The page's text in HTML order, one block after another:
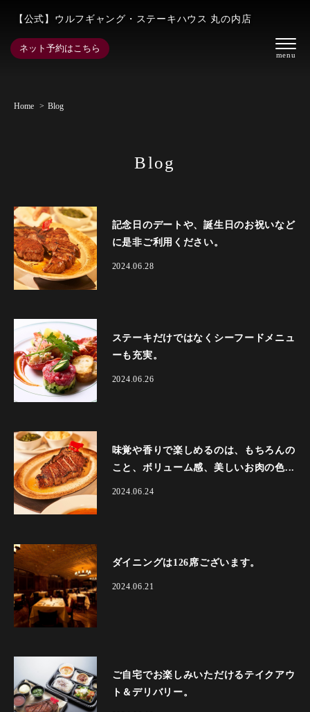
【公式】ウルフギャング・ステーキハウス 丸の内店
ネット予約はこちら
Home Blog
Blog
記念日のデートや、誕生日のお祝いなど
に是非ご利用ください。
2024.06.28
ステーキだけではなくシーフードメニュ
ーも充実。
2024.06.26
味覚や香りで楽しめるのは、もちろんの
こと、ボリューム感、美しいお肉の色...
2024.06.24
ダイニングは126席ございます。
2024.06.21
ご自宅でお楽しみいただけるテイクアウ
ト＆デリバリー。